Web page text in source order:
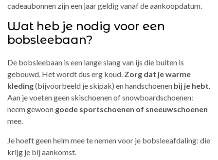
cadeaubonnen zijn een jaar geldig vanaf de aankoopdatum.
Wat heb je nodig voor een
bobsleebaan?
De bobsleebaan is een lange slang van ijs die buiten is
gebouwd. Het wordt dus erg koud. Zorg dat je warme
kleding(bijvoorbeeld je skipak) en handschoenen bij je hebt
Aan je voeten geen skischoenen of snowboardschoenen:
neem gewoon goede sportschoenen of sneeuwschoenen
mee.
Je hoeft geen helm mee te nemen voor je bobsleeafdaling: die
krijg je bij aankomst.